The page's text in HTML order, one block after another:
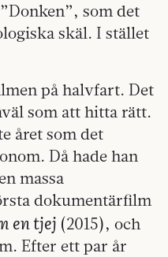
som det
skäl. I stället
på halvfart. Det
som att hitta rätt.
året som det
Då hade han
massa
dokumentärfilm
en tjej (2015), och
Efter ett par år